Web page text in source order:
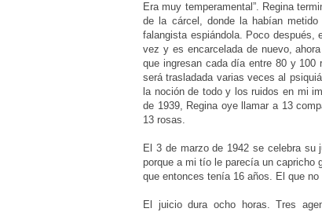
Era muy temperamental”. Regina
de la cárcel, donde la habían
falangista espiándola. Poco después,
vez y es encarcelada de nuevo,
que ingresan cada día entre 80 y 100
será trasladada varias veces al
la noción de todo y los ruidos en mi
de 1939, Regina oye llamar a 13
13 rosas.
El 3 de marzo de 1942 se celebra
porque a mi tío le parecía un capricho
que entonces tenía 16 años. El que no
El juicio dura ocho horas. Tres